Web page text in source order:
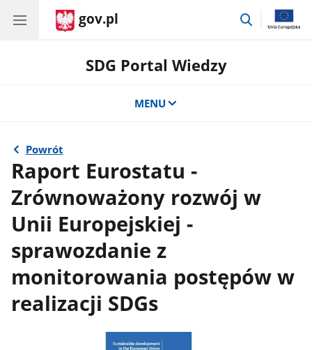
gov.pl
przejdź
SDG Portal Wiedzy
MENU
Powrót
Raport Eurostatu -
Zrównoważony rozwój w
Unii Europejskiej -
sprawozdanie z
monitorowania postępów w
realizacji SDGs